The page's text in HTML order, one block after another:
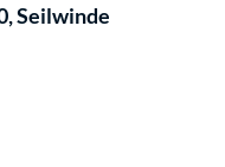
Seilwinde